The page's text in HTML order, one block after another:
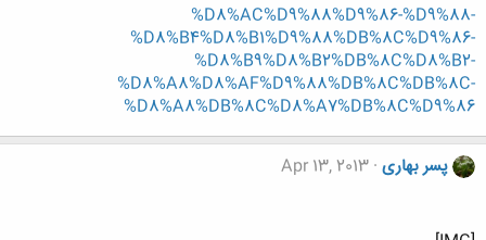
%D8%AC%D9%88%D9%86-%D9%88-
%D8%B4%D8%B1%D9%88%DB%8C%D9%86-
%D8%B9%D8%B2%DB%8C%D8%B2-
%D8%A8%D8%AF%D9%88%DB%8C%DB%8C-
%D8%A8%DB%8C%D8%A7%DB%8C%D9%86
پسر بهاری Apr 13, 2013